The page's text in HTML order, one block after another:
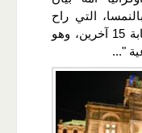
التي راح
ضحيتها 4 أشخاص، وأدت إلى إصابة 15 آخرين، وهو
"...